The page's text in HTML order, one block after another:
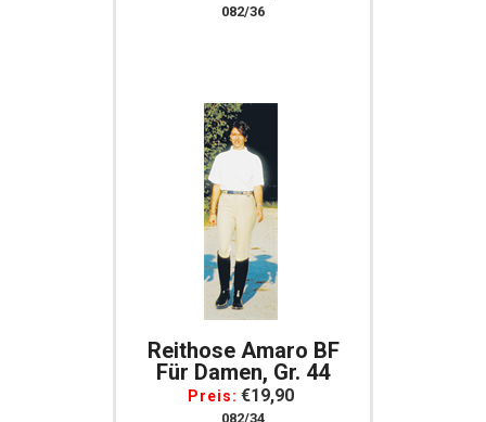
082/36
Reithose Amaro BF
Für Damen, Gr. 44
Preis: €19,90
082/34